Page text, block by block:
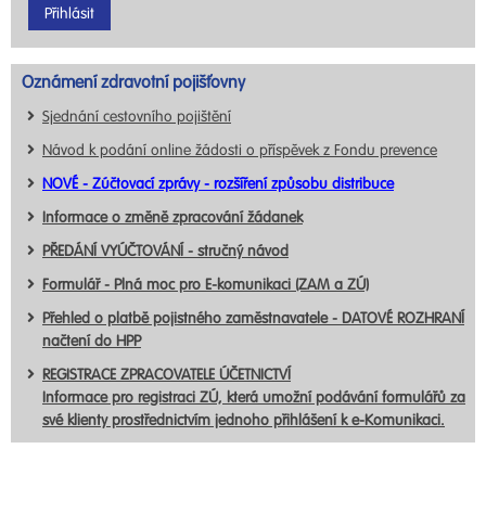
Oznámení zdravotní pojišťovny
Sjednání cestovního pojištění
Návod k podání online žádosti o příspěvek z Fondu prevence
NOVÉ - Zúčtovací zprávy - rozšíření způsobu distribuce
Informace o změně zpracování žádanek
PŘEDÁNÍ VYÚČTOVÁNÍ - stručný návod
Formulář - Plná moc pro E-komunikaci (ZAM a ZÚ)
Přehled o platbě pojistného zaměstnavatele - DATOVÉ ROZHRANÍ
načtení do HPP
REGISTRACE ZPRACOVATELE ÚČETNICTVÍ
Informace pro registraci ZÚ, která umožní podávání formulářů za
své klienty prostřednictvím jednoho přihlášení k e-Komunikaci.